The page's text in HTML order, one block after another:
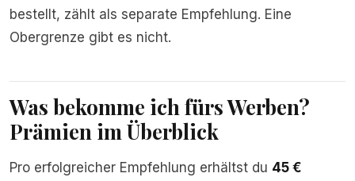
bestellt, zählt als separate Empfehlung. Eine
Obergrenze gibt es nicht.
Was bekomme ich fürs Werben?
Prämien im Überblick
Pro erfolgreicher Empfehlung erhältst du 45 €